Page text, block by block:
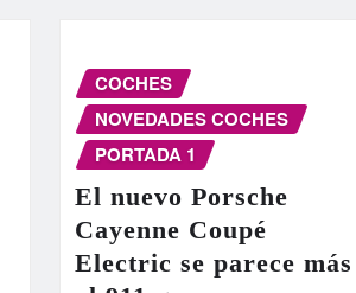
COCHES
NOVEDADES COCHES
PORTADA 1
El nuevo Porsche
Cayenne Coupé
Electric se parece más